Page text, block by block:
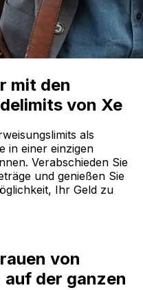
mit den
von Xe
als
in einer einzigen
Verabschieden Sie
und genießen Sie
Ihr Geld zu
von
der ganzen